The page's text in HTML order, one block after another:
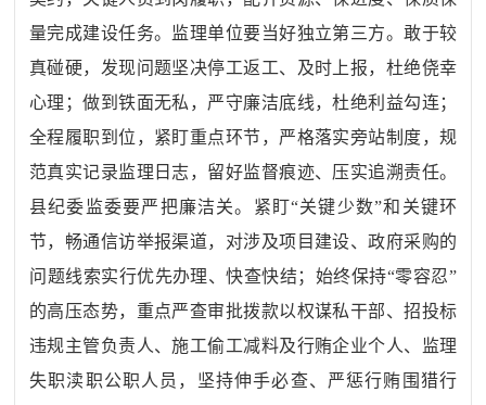
量完成建设任务。 监理单位要当好独立第三方。敢于较
真碰硬，发现问题坚决停工返工、及时上报，杜绝侥幸
心理；做到铁面无私，严守廉洁底线，杜绝利益勾连；
全程履职到位，紧盯重点环节，严格落实旁站制度，规
范真实记录监理日志，留好监督痕迹、压实追溯责任。
县纪委监委要严把廉洁关。 紧盯“关键少数”和关键环
节，畅通信访举报渠道，对涉及项目建设、政府采购的
问题线索实行优先办理、快查快结；始终保持“零容忍”
的高压态势，重点严查审批拨款以权谋私干部、招投标
违规主管负责人、施工偷工减料及行贿企业个人、监理
失职渎职公职人员，坚持伸手必查、严惩行贿围猎行